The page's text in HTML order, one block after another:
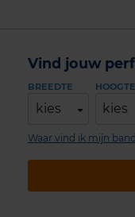
Vind jouw
BREEDTE
kies
HOOGTE
kies
Waar vind ik mijn